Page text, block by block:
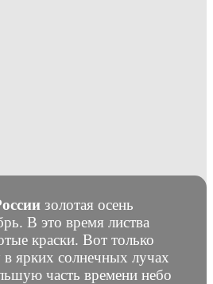
золотая осень
В это время листва
краски. Вот только
в ярких солнечных лучах
часть времени небо